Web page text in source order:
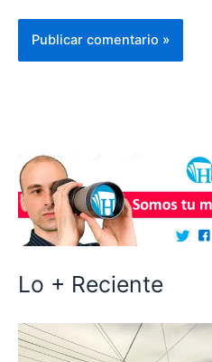
Lo + Reciente